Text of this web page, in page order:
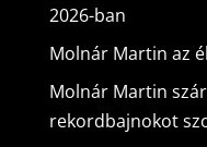
2026-ban
Molnár Martin az
Molnár Martin
rekordbajnokot